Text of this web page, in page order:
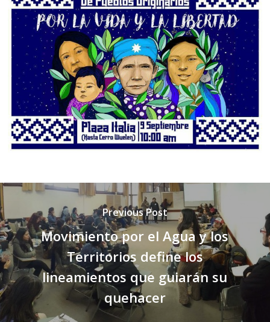
Previous Post
Movimiento por el Agua y los
Territorios define los
lineamientos que guiarán su
quehacer